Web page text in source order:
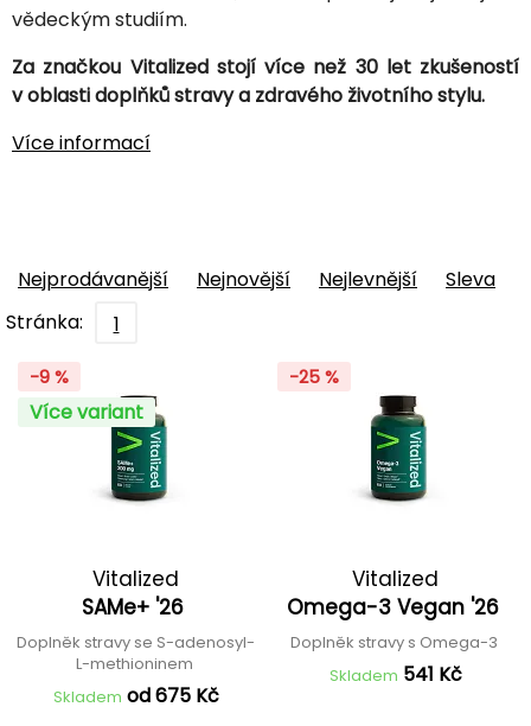
vědeckým studiím.
Za značkou Vitalized stojí více než 30 let zkušeností
v oblasti doplňků stravy a zdravého životního stylu.
Více informací
Nejprodávanější Nejnovější Nejlevnější
Sleva
Stránka:
1
-9 %
Více variant
Vitalized
SAMe+ '26
Doplněk stravy se S-adenosyl-
L-methioninem
Skladem od 675 Kč
-25 %
Vitalized
Omega-3 Vegan '26
Doplněk stravy s Omega-3
Skladem 541 Kč